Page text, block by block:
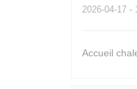
2026-04-17 -
Accueil